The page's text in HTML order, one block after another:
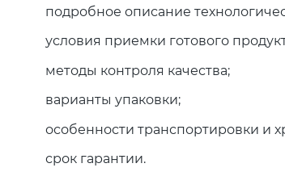
подробное описание
условия приемки готового
методы контроля качества;
варианты упаковки;
особенности транспортировки и
срок гарантии.